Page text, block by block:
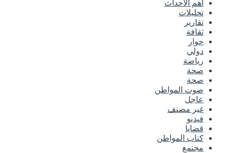
اهم الاحداث
تحليلات
تقارير
ثقافة
حوار
دولي
رياضة
صحة
صحة
صوت المواطن
عاجل
غير مصنف
فيديو
قضايا
كتاب المواطن
مجتمع